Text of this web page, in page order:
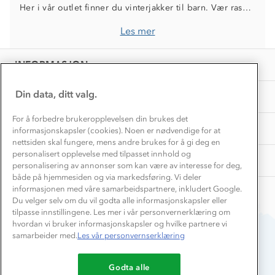
Her i vår outlet finner du vinterjakker til barn. Vær rask det er få størrelser igjen og prisen varer så lenge lageret rekker
Les mer
INFORMASJON
Våre butikker
Bedrift, barnehage og SFO
Presse
OM OSS
Materialer
Samarbeide med oss?
TIPS OG RÅD
Store størrelser
Turmat oppskrifter
Beredskap
AKTIVITETER
Få turinspirasjon og tips her⛰
Overnatte utendørs⛺
Leirskole 🥾
Barnehageansatt
Tips til hyttetur
Du betaler enkelt med
Din data, ditt valg.
For å forbedre brukeropplevelsen din brukes det
informasjonskapsler (cookies). Noen er nødvendige for at
nettsiden skal fungere, mens andre brukes for å gi deg en
personalisert opplevelse med tilpasset innhold og
personalisering av annonser som kan være av interesse for deg,
både på hjemmesiden og via markedsføring. Vi deler
informasjonen med våre samarbeidspartnere, inkludert Google.
Du velger selv om du vil godta alle informasjonskapsler eller
tilpasse innstillingene. Les mer i vår personvernerklæring om
hvordan vi bruker informasjonskapsler og hvilke partnere vi
samarbeider med.Les vår personvernserklæring
Godta alle